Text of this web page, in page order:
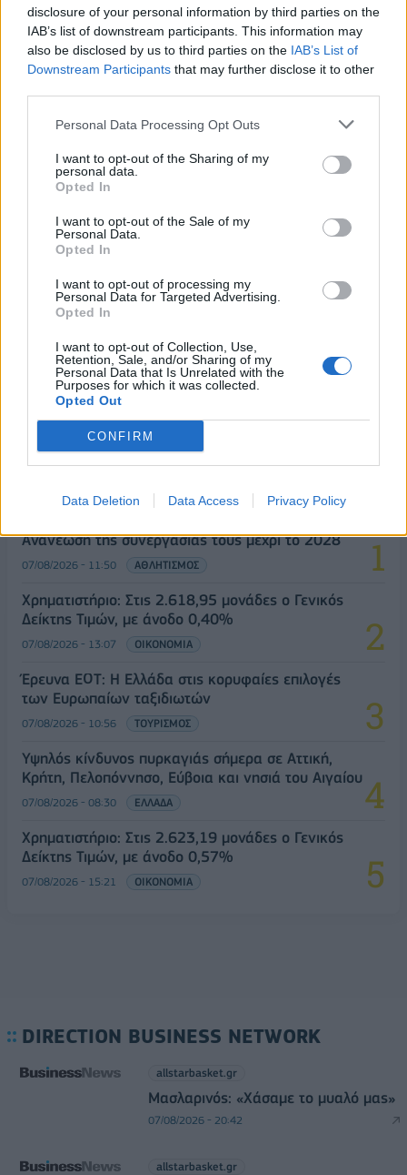
disclosure of your personal information by third parties on the
IAB’s list of downstream participants. This information may
also be disclosed by us to third parties on the IAB’s List of
Downstream Participants that may further disclose it to other
Personal Data Processing Opt Outs
I want to opt-out of the Sharing of my
personal data.
Opted In
I want to opt-out of the Sale of my
Personal Data.
Opted In
I want to opt-out of processing my
Personal Data for Targeted Advertising.
Opted In
I want to opt-out of Collection, Use,
Retention, Sale, and/or Sharing of my
Personal Data that Is Unrelated with the
Purposes for which it was collected.
Opted Out
CONFIRM
Data Deletion Data Access Privacy Policy
ΥΠΠΟ: Επιχορηγήσεις 1.106.000 ευρώ για την
ενίσχυση των Πολυθεματικών Φεστιβάλ σε όλη την
Ελλάδα
Άρειος Πάγος- Ε. Μπακέλας: Δεν ανασύρεται από το
07/08/2026 - 14:11
υπογράφουν κοινή αμυντική συμφωνία
07/08/2026 - 13:47
ΟΛΕΣ ΟΙ ΕΙΔΗΣΕΙΣ
ΔΗΜΟΦΙΛΗ
Ανανέωση της συνεργασίας τους μέχρι το 2028
07/08/2026 - 11:50 ΑΘΛΗΤΙΣΜΟΣ
Χρηματιστήριο: Στις 2.618,95 μονάδες ο Γενικός
Δείκτης Τιμών, με άνοδο 0,40%
07/08/2026 - 13:07 ΟΙΚΟΝΟΜΙΑ
Έρευνα ΕΟΤ: Η Ελλάδα στις κορυφαίες επιλογές
των Ευρωπαίων ταξιδιωτών
07/08/2026 - 10:56 ΤΟΥΡΙΣΜΟΣ
Υψηλός κίνδυνος πυρκαγιάς σήμερα σε Αττική,
Κρήτη, Πελοπόννησο, Εύβοια και νησιά του Αιγαίου
07/08/2026 - 08:30 ΕΛΛΑΔΑ
Χρηματιστήριο: Στις 2.623,19 μονάδες ο Γενικός
Δείκτης Τιμών, με άνοδο 0,57%
07/08/2026 - 15:21 ΟΙΚΟΝΟΜΙΑ
DIRECTION BUSINESS NETWORK
allstarbasket.gr
Μασλαρινός: «Χάσαμε το μυαλό μας»
07/08/2026 - 20:42
allstarbasket.gr